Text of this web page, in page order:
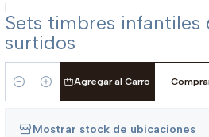
|
Sets timbres infantiles
surtidos
Cantidad
Agregar al Carro
Mostrar stock de ubicaciones